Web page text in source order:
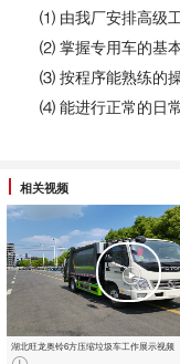
⑴ 由我厂安排高级工
⑵ 掌握专用车的基本
⑶ 按程序能熟练的
⑷ 能进行正常的日常
相关视频
湖北旺龙奥铃6方压缩垃圾车工作展示视频